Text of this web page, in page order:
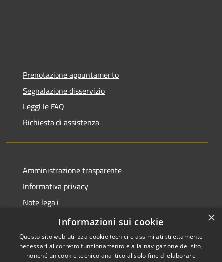
Prenotazione appuntamento
Segnalazione disservizio
Leggi le FAQ
Richiesta di assistenza
Amministrazione trasparente
Informativa privacy
Note legali
Dichiarazione di accessibilità
×
Informazioni sui cookie
Questo sito web utilizza cookie tecnici e assimilati strettamente
necessari al corretto funzionamento e alla navigazione del sito,
nonché un cookie tecnico analitico al solo fine di elaborare